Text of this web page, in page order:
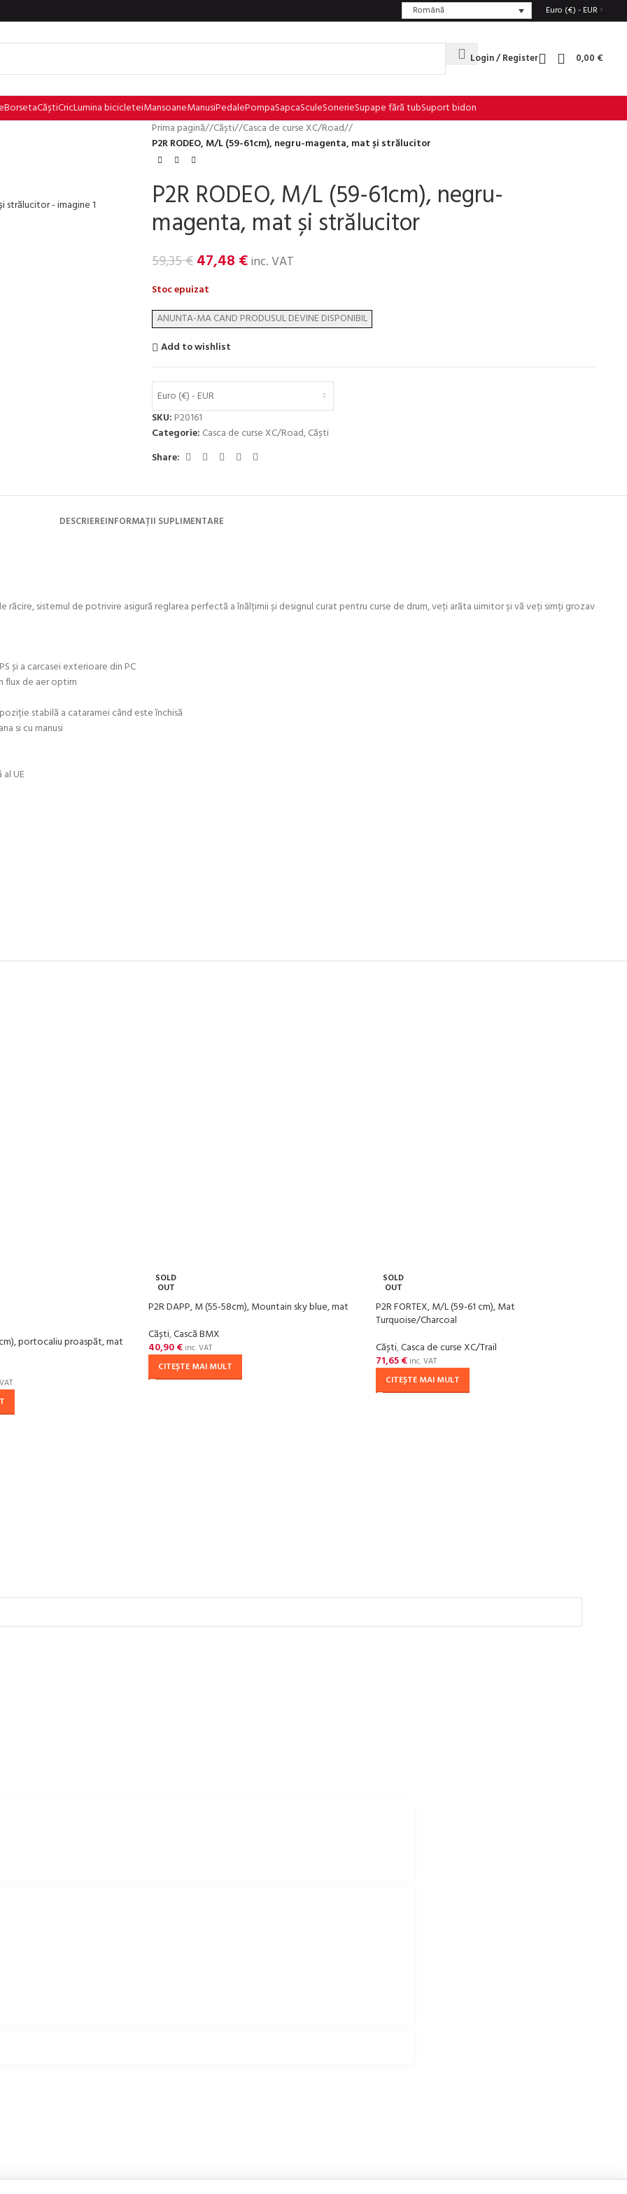
Română Euro (€) - EUR
Login / Register 0,00 €
BorsetaCăștiCricLumina bicicleteiMansoaneManusiPedalePompaSapcaSculeSonerieSupape fără tubSuport bidon
Prima pagină/ Căști/ Casca de curse XC/Road/
P2R RODEO, M/L (59-61cm), negru-magenta, mat și strălucitor
P2R RODEO, M/L (59-61cm), negru-
magenta, mat și strălucitor
59,35€47,48 €inc. VAT
Stoc epuizat
Add to wishlist
Euro (€) - EUR
SKU: P20161
Categorie: Casca de curse XC/Road,Căști
Share:
DESCRIEREINFORMAȚII SUPLIMENTARE
răcire, sistemul de potrivire asigură reglarea perfectă a înălțimii și designul curat pentru curse de drum, veți arăta uimitor și vă veți simți grozav
și a carcasei exterioare din PC
flux de aer optim
stabilă a cataramei când este închisă
si cu manusi
UE
portocaliu proaspăt, mat
SOLD
OUT
P2R DAPP, M (55-58cm), Mountain sky blue, mat
Căști,Cască BMX
40,90€ inc. VAT
CITEȘTE MAI MULT
SOLD
OUT
P2R FORTEX, M/L (59-61 cm), Mat
Turquoise/Charcoal
Căști,Casca de curse XC/Trail
71,65€ inc. VAT
CITEȘTE MAI MULT